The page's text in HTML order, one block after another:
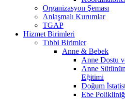
Organizasyon Şeması
Anlaşmalı Kurumlar
TGAP
Hizmet Birimleri
Tıbbi Birimler
Anne & Bebek
Anne Dostu
Anne
Eğitimi
Doğum
Ebe